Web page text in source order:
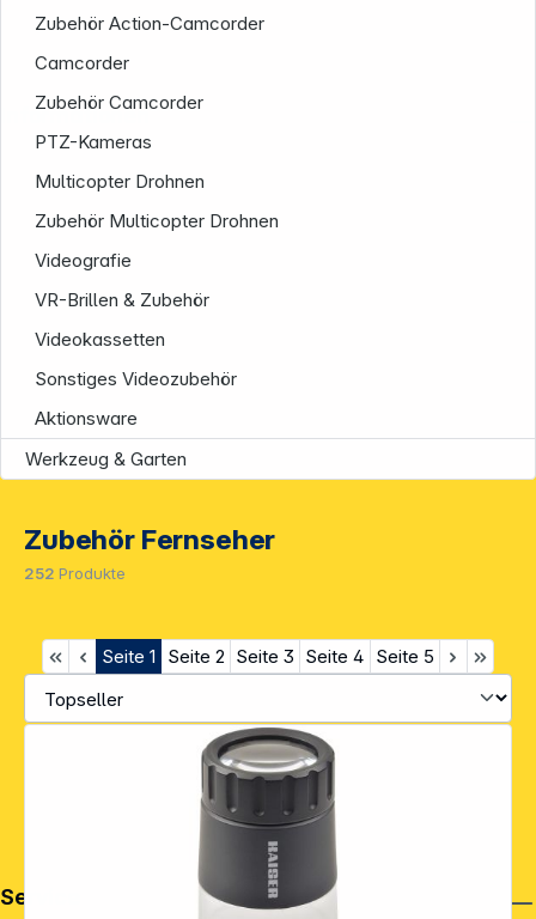
Zubehör Action-Camcorder
Camcorder
Zubehör Camcorder
PTZ-Kameras
Multicopter Drohnen
Zubehör Multicopter Drohnen
Videografie
VR-Brillen & Zubehör
Videokassetten
Sonstiges Videozubehör
Aktionsware
Werkzeug & Garten
Zubehör Fernseher
252 Produkte
Seite 1 Seite 2 Seite 3 Seite 4 Seite 5
Informationen
Service